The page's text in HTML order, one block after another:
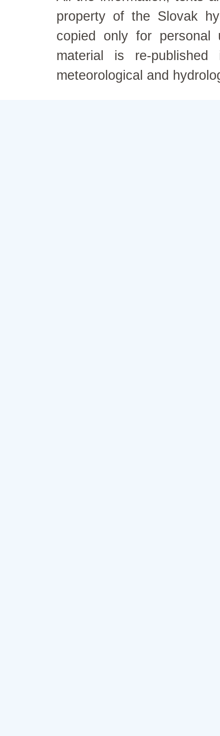
property of the Slovak
copied only for personal
material is re-
meteorological and